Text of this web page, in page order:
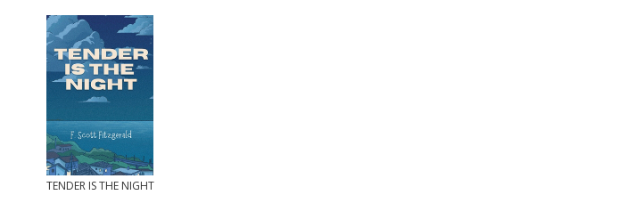
TENDER IS THE NIGHT